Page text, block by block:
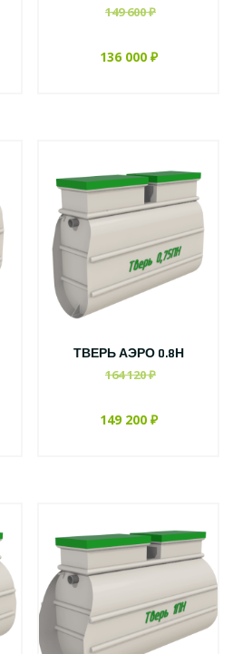
149 600 ₽
136 000 ₽
ТВЕРЬ АЭРО 0.8Н
164 120 ₽
149 200 ₽